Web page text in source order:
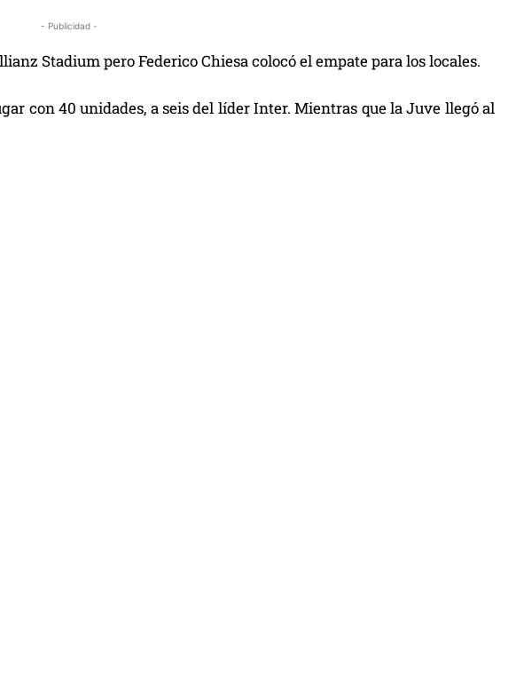
- Publicidad -
Stadium pero Federico Chiesa colocó el empate para los locales.
con 40 unidades, a seis del líder Inter. Mientras que la Juve llegó al